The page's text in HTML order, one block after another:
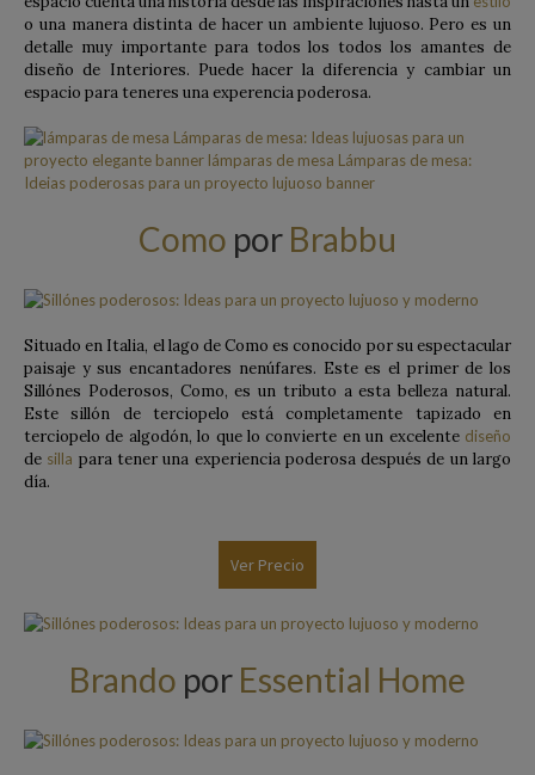
o una manera distinta de hacer un ambiente lujuoso. Pero es un
detalle muy importante para todos los todos los amantes de
diseño de Interiores. Puede hacer la diferencia y cambiar un
espacio para teneres una experencia poderosa.
Como por Brabbu
Situado en Italia, el lago de Como es conocido por su espectacular
paisaje y sus encantadores nenúfares. Este es el primer de los
Sillónes Poderosos, Como, es un tributo a esta belleza natural.
Este sillón de terciopelo está completamente tapizado en
terciopelo de algodón, lo que lo convierte en un excelente diseño
de silla para tener una experiencia poderosa después de un largo
día.
Ver Precio
Brando por Essential Home